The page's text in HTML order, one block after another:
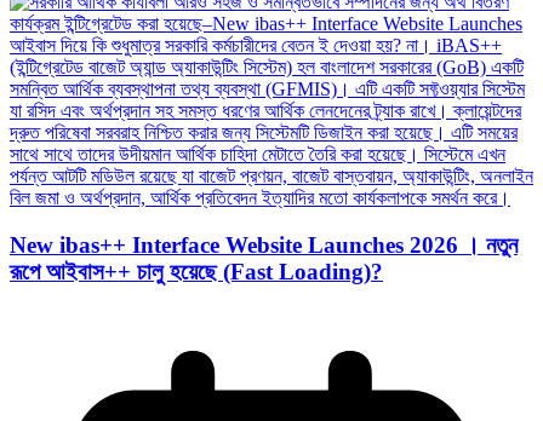
New ibas++ Interface Website Launches 2026 । নতুন
রূপে আইবাস++ চালু হয়েছে (Fast Loading)?